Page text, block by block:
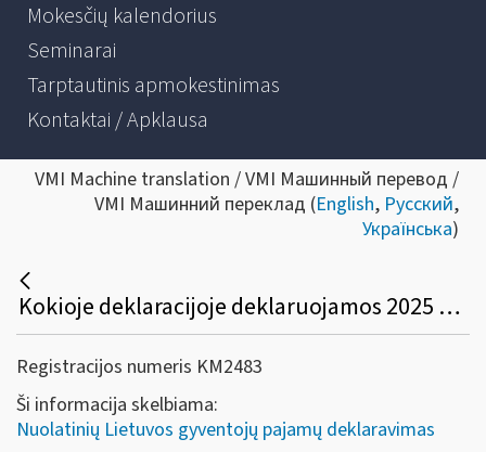
Mokesčių kalendorius
Seminarai
Tarptautinis apmokestinimas
Kontaktai / Apklausa
VMI Machine translation / VMI Машинный перевод /
VMI Машинний переклад (English, Русский,
Українська)
Kokioje deklaracijoje deklaruojamos 2025 metais gautos pajamos?
Registracijos numeris KM2483
Ši informacija skelbiama:
Nuolatinių Lietuvos gyventojų pajamų deklaravimas